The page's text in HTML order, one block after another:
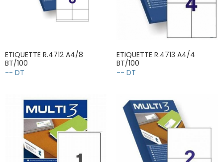
ETIQUETTE R.4712 A4/8
BT/100
-- DT
ETIQUETTE R.4713 A4/4
BT/100
-- DT